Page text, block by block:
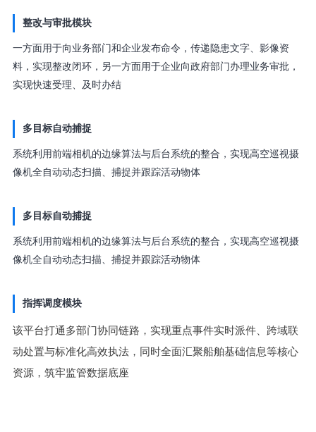
整改与审批模块
一方面用于向业务部门和企业发布命令，传递隐患文字、影像资
料，实现整改闭环，另一方面用于企业向政府部门办理业务审批，
实现快速受理、及时办结
多目标自动捕捉
系统利用前端相机的边缘算法与后台系统的整合，实现高空巡视摄
像机全自动动态扫描、捕捉并跟踪活动物体
多目标自动捕捉
系统利用前端相机的边缘算法与后台系统的整合，实现高空巡视摄
像机全自动动态扫描、捕捉并跟踪活动物体
指挥调度模块
该平台打通多部门协同链路，实现重点事件实时派件、跨域联
动处置与标准化高效执法，同时全面汇聚船舶基础信息等核心
资源，筑牢监管数据底座